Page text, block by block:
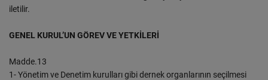
iletilir.
GENEL KURUL’UN GÖREV VE YETKİLERİ
Madde.13
1- Yönetim ve Denetim kurulları gibi dernek organlarının seçilmesi